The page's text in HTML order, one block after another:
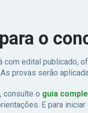
para o
com edital publicado,
provas serão
consulte o guia
E para